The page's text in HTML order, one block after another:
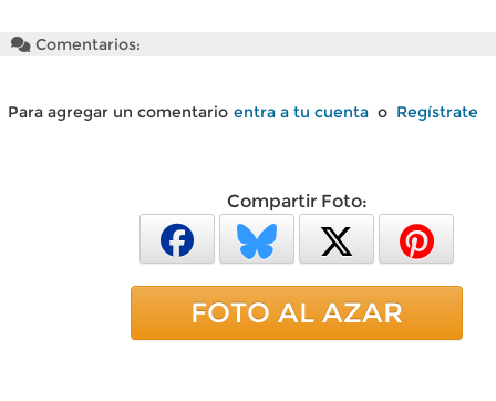
Comentarios:
Para agregar un comentario entra a tu cuenta o Regístrate
Compartir Foto:
FOTO AL AZAR